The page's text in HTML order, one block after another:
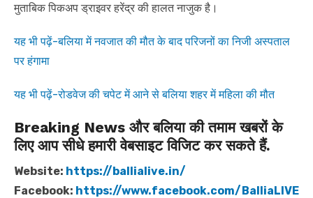
मुताबिक पिकअप ड्राइवर हरेंद्र की हालत नाजुक है।
यह भी पढ़ें-बलिया में नवजात की मौत के बाद परिजनों का निजी अस्पताल
पर हंगामा
यह भी पढ़ें-रोडवेज की चपेट में आने से बलिया शहर में महिला की मौत
Breaking News और बलिया की तमाम खबरों के
लिए आप सीधे हमारी वेबसाइट विजिट कर सकते हैं.
Website: https://ballialive.in/
Facebook: https://www.facebook.com/BalliaLIVE